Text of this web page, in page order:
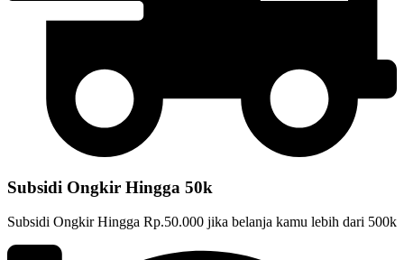
Subsidi Ongkir Hingga 50k
Subsidi Ongkir Hingga Rp.50.000 jika belanja kamu lebih dari 500k